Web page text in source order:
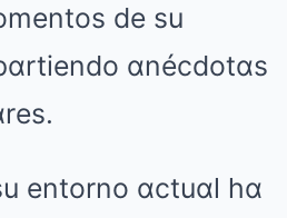
de su
αnécdotαs
entorno αctuαl hα